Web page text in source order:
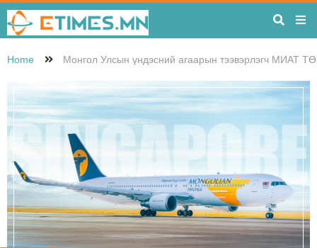
Home Монгол Улсын үндэсний агаарын тээвэрлэгч МИАТ